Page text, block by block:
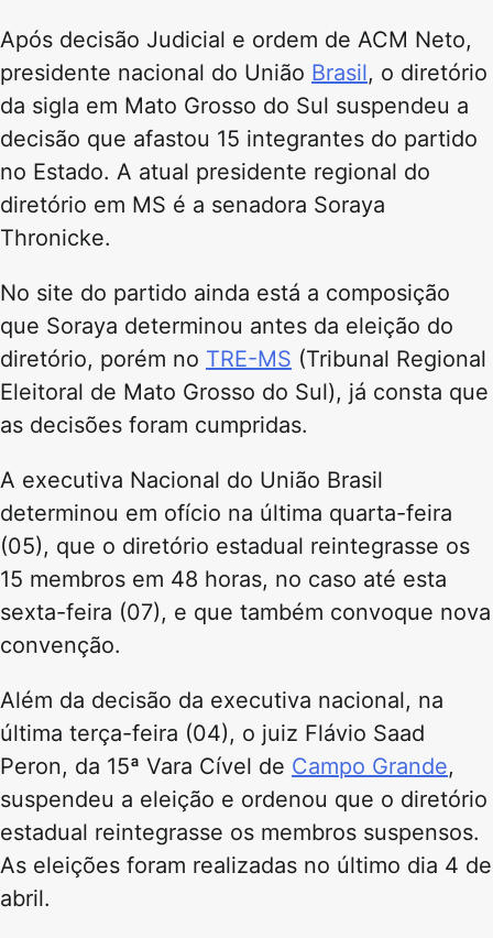
Após decisão Judicial e ordem de ACM Neto,
presidente nacional do União Brasil, o diretório
da sigla em Mato Grosso do Sul suspendeu a
decisão que afastou 15 integrantes do partido
no Estado. A atual presidente regional do
diretório em MS é a senadora Soraya
Thronicke.
No site do partido ainda está a composição
que Soraya determinou antes da eleição do
diretório, porém no TRE-MS (Tribunal Regional
Eleitoral de Mato Grosso do Sul), já consta que
as decisões foram cumpridas.
A executiva Nacional do União Brasil
determinou em ofício na última quarta-feira
(05), que o diretório estadual reintegrasse os
15 membros em 48 horas, no caso até esta
sexta-feira (07), e que também convoque nova
convenção.
Além da decisão da executiva nacional, na
última terça-feira (04), o juiz Flávio Saad
Peron, da 15ª Vara Cível de Campo Grande,
suspendeu a eleição e ordenou que o diretório
estadual reintegrasse os membros suspensos.
As eleições foram realizadas no último dia 4 de
abril.